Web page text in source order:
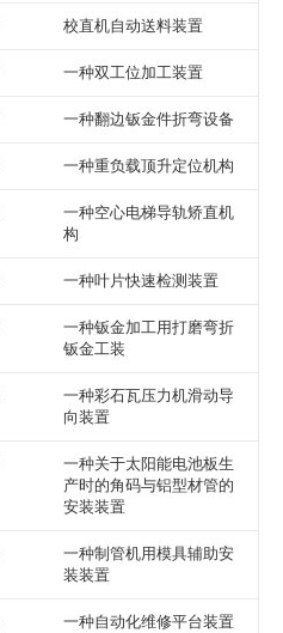
校直机自动送料装置
一种双工位加工装置
一种翻边钣金件折弯设备
一种重负载顶升定位机构
一种空心电梯导轨矫直机
构
一种叶片快速检测装置
一种钣金加工用打磨弯折
钣金工装
一种彩石瓦压力机滑动导
向装置
一种关于太阳能电池板生
产时的角码与铝型材管的
安装装置
一种制管机用模具辅助安
装装置
一种自动化维修平台装置